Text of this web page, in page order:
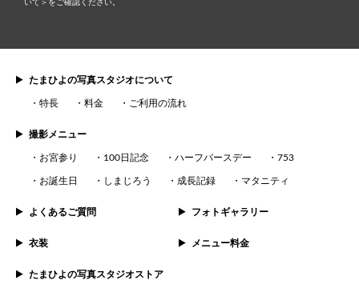
いて＞ をご確認ください。
たまひよの写真スタジオについて
特長 料金 ご利用の流れ
撮影メニュー
お宮参り 100日記念 ハーフバースデー 753
お誕生日 しまじろう 成長記録 マタニティ
よくあるご質問 フォトギャラリー
衣装 メニュー料金
たまひよの写真スタジオストア